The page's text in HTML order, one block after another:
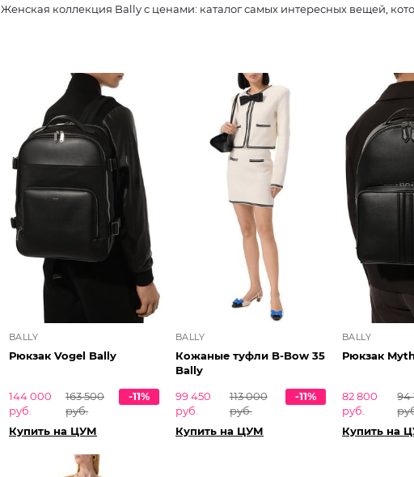
Женская коллекция Bally с ценами: каталог самых интересных вещей,
BALLY
Рюкзак Vogel Bally
144 000
руб.
163 500
руб.
-11%
Купить на ЦУМ
BALLY
Кожаные туфли B-Bow 35
Bally
99 450
руб.
113 000
руб.
-11%
Купить на ЦУМ
BALLY
Рюкзак
82 800
руб.
94
Купить на